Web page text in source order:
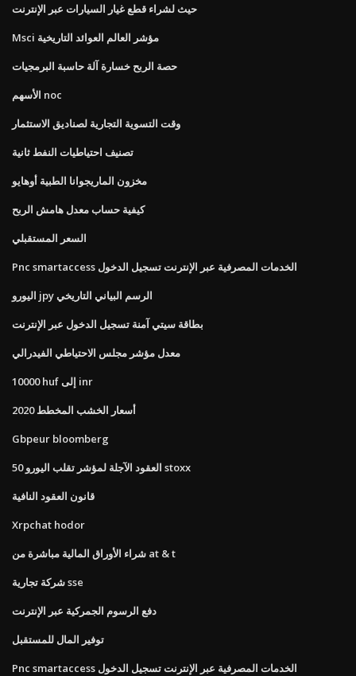
حيث لشراء قطع غيار السيارات عبر الإنترنت
Msci مؤشر العالم العوائد التاريخية
حصة الربح خسارة آلة حاسبة البرمجيات
الأسهم noc
وقت التسوية التجارية لصناديق الاستثمار
تصنيف احتياطيات النفط ثانية
مخزون الماريجوانا الطبية أوهايو
كيفية حساب معدل هامش الربح
السعر المستقبلي
Pnc smartaccess الخدمات المصرفية عبر الإنترنت تسجيل الدخول
اليورو jpy الرسم البياني التاريخي
بطاقة سيتي آمنة تسجيل الدخول عبر الإنترنت
معدل مؤشر مجلس الاحتياطي الفيدرالي
10000 huf إلى inr
أسعار الخشب المخطط 2020
Gbpeur bloomberg
العقود الآجلة لمؤشر تقلب اليورو 50 stoxx
قانون العقود النافية
Xrpchat hodor
شراء الأوراق المالية مباشرة من at & t
شركة تجارية sse
دفع الرسوم الجمركية عبر الإنترنت
توفير المال للمستقبل
Pnc smartaccess الخدمات المصرفية عبر الإنترنت تسجيل الدخول